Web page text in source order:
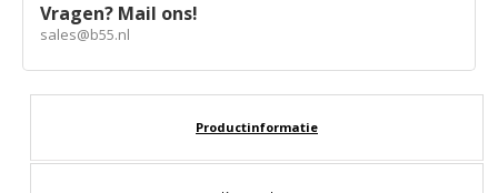
Vragen? Mail ons!
sales@b55.nl
Productinformatie